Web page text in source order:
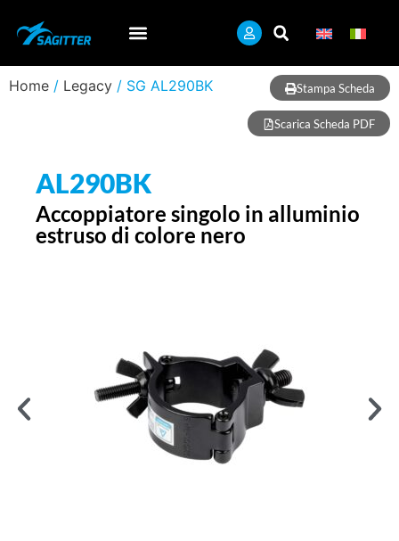
Home / Legacy / SG AL290BK Stampa Scheda
Scarica Scheda PDF
AL290BK
Accoppiatore singolo in alluminio
estruso di colore nero